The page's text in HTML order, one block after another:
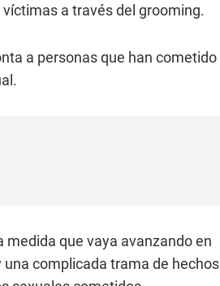
a través del grooming.
a personas que han cometido
que vaya avanzando en
complicada trama de hechos